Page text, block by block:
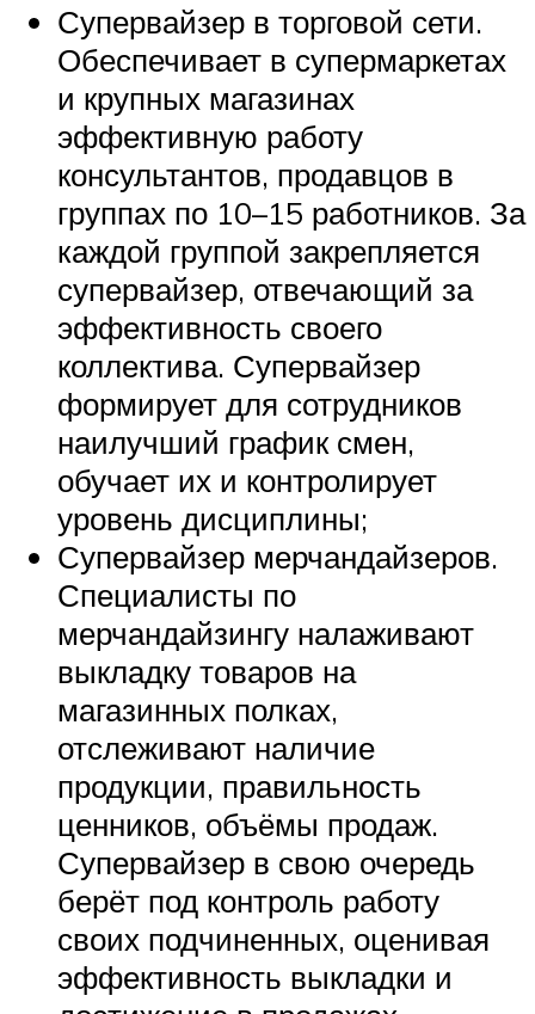
Супервайзер в торговой сети.
Обеспечивает в супермаркетах
и крупных магазинах
эффективную работу
консультантов, продавцов в
группах по 10–15 работников. За
каждой группой закрепляется
супервайзер, отвечающий за
эффективность своего
коллектива. Супервайзер
формирует для сотрудников
наилучший график смен,
обучает их и контролирует
уровень дисциплины;
Супервайзер мерчандайзеров.
Специалисты по
мерчандайзингу налаживают
выкладку товаров на
магазинных полках,
отслеживают наличие
продукции, правильность
ценников, объёмы продаж.
Супервайзер в свою очередь
берёт под контроль работу
своих подчиненных, оценивая
эффективность выкладки и